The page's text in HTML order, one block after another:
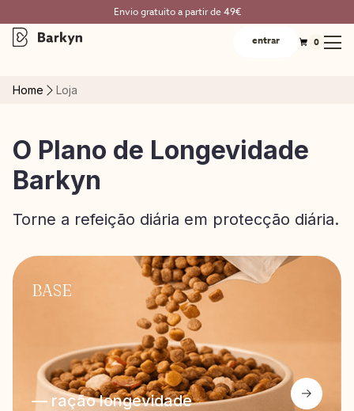
Envio gratuito a partir de 49€
entrar 0
Home Loja
O Plano de Longevidade
Barkyn
Torne a refeição diária em protecção diária.
BASE
— ração longevidade